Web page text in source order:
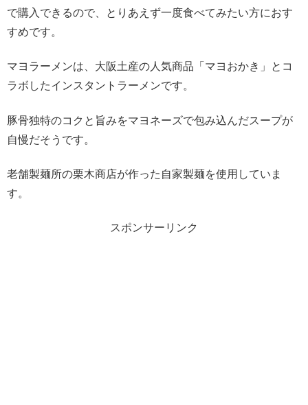
で購入できるので、とりあえず一度食べてみたい方におす
すめです。
マヨラーメンは、大阪土産の人気商品「マヨおかき」とコ
ラボしたインスタントラーメンです。
豚骨独特のコクと旨みをマヨネーズで包み込んだスープが
自慢だそうです。
老舗製麺所の栗木商店が作った自家製麺を使用していま
す。
スポンサーリンク